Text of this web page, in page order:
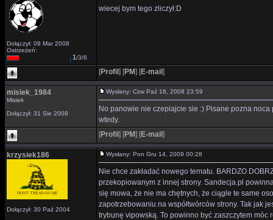
Dołączył: 08 Mar 2008
Ostrzeżeń:
1/3/6
wiecej bym tego zliczył:D
[Profil ] [PM] [E-mail ]
misiek_1984
Misiek
Dołączył: 31 Sie 2008
Wysłany: Czw Paź 16, 2008 23:59
No panowie nie czepiajcie sie :) Pisane pozna
wtedy.
[Profil ] [PM] [E-mail ]
krzysiek186
Dołączył: 30 Paź 2004
Wysłany: Pon Gru 14, 2009 00:28
Nie chce zakładać nowego tematu. BARDZO
przekopiowanym z innej strony. Sandecja.pl
się mowa, że nie ma chętnych, że ciągle te same
zapotrzebowaniu na współtwórców strony. Tak jak
trybunę vipowską. To powinno być zaszczytem móc